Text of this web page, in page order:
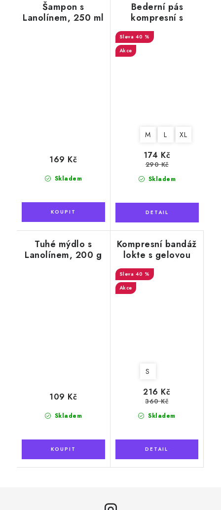
Šampon s
Lanolínem, 250 ml
Skladem
169 Kč
Bederní pás
kompresní s
výztuží, hladký,
černý
40 %
Akce
M L XL
Skladem
174 Kč
290 Kč
Tuhé mýdlo s
Lanolínem, 200 g
Skladem
109 Kč
Kompresní bandáž
lokte s gelovou
výztuží, modrá
40 %
Akce
S
Skladem
216 Kč
360 Kč